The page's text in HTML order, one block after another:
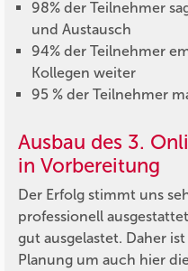
98% der Teilnehmer
und Austausch
94% der Teilnehmer
Kollegen weiter
95 % der Teilnehmer
Ausbau des 3.
in Vorbereitung
Der Erfolg stimmt uns
professionell
gut ausgelastet. Daher
Planung um auch hier